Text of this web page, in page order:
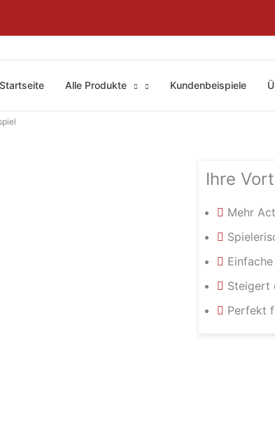
Startseite Alle Produkte Kundenbeispiele
Ihre
Mehr
Steigert
Perfekt